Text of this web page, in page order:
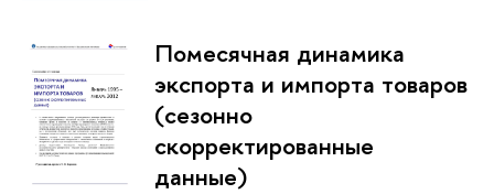
Помесячная динамика
экспорта и импорта товаров
(сезонно
скорректированные
данные)